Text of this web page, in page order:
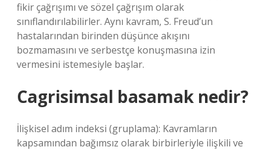
fikir çağrışımı ve sözel çağrışım olarak
sınıflandırılabilirler. Aynı kavram, S. Freud’un
hastalarından birinden düşünce akışını
bozmamasını ve serbestçe konuşmasına izin
vermesini istemesiyle başlar.
Cagrisimsal basamak nedir?
İlişkisel adım indeksi (gruplama): Kavramların
kapsamından bağımsız olarak birbirleriyle ilişkili ve